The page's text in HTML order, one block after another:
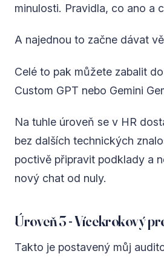
minulosti. Pravidla, co ano a
A najednou to začne dávat
Celé to pak můžete zabalit
Custom GPT nebo Gemini
Na tuhle úroveň se v HR
bez dalších technických
poctivě připravit podklady a
nový chat od nuly.
Úroveň 3 - Vícekrokový
Takto je postavený můj